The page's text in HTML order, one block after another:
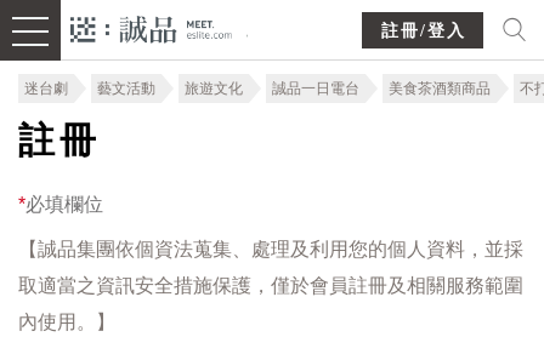
註冊/登入
迷台劇 藝文活動 旅遊文化 誠品一日電台 美食茶酒類商品 不
註冊
*必填欄位
【誠品集團依個資法蒐集、處理及利用您的個人資料，並採
取適當之資訊安全措施保護，僅於會員註冊及相關服務範圍
內使用。】